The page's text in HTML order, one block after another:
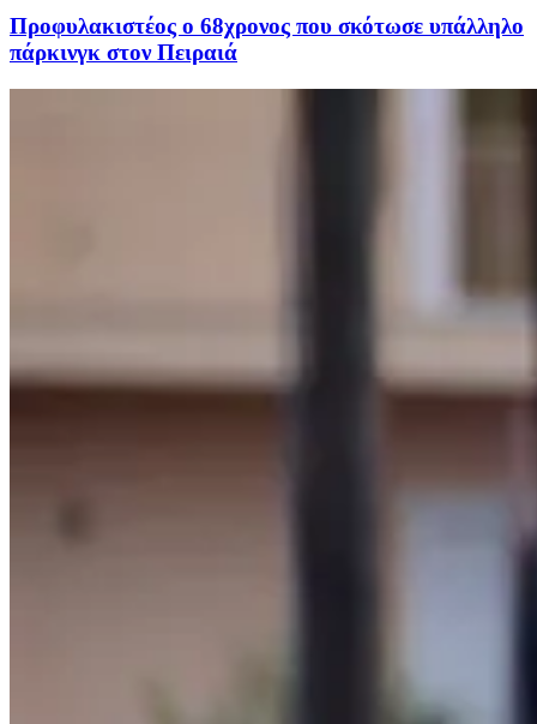
Προφυλακιστέος ο 68χρονος που σκότωσε υπάλληλο
πάρκινγκ στον Πειραιά